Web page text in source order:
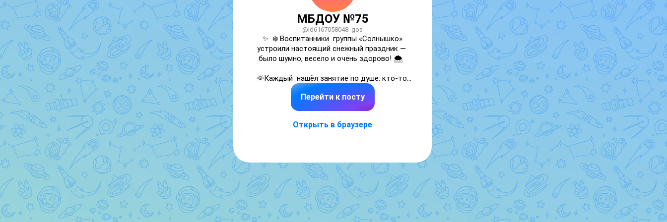
МБДОУ №75
@id6167058048_gos
✨  ❄️ Воспитанники  группы «Солнышко»
устроили настоящий снежный праздник —
было шумно, весело и очень здорово! 🌨️
🌞Каждый  нашёл занятие по душе: кто-то
лепил снеговика, кто-то играл в снежки, а
кто-то просто радовался пушистым
🤗♥️🌨️Все получили огромный заряд
Перейти к посту
Открыть в браузере